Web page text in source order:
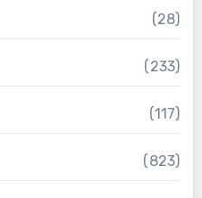
(28)
(233)
(117)
(823)